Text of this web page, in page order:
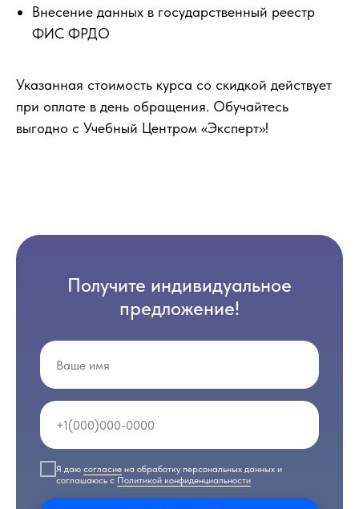
Внесение данных в государственный реестр
ФИС ФРДО
Указанная стоимость курса со скидкой действует
при оплате в день обращения. Обучайтесь
выгодно с Учебный Центром «Эксперт»!
Получите индивидуальное
предложение!
Я даю согласие на обработку персональных данных и
соглашаюсь с Политикой конфиденциальности